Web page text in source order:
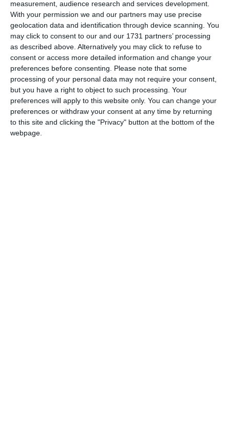
measurement, audience research and services development.
With your permission we and our partners may use precise
geolocation data and identification through device scanning. You
may click to consent to our and our 1731 partners’ processing
as described above. Alternatively you may click to refuse to
consent or access more detailed information and change your
preferences before consenting.
Please note that some
processing of your personal data may not require your consent,
but you have a right to object to such processing. Your
preferences will apply to this website only. You can change your
preferences or withdraw your consent at any time by returning
to this site and clicking the "Privacy" button at the bottom of the
webpage.
proxenetism, mult mai ușor de gestionat din punctul de vedere al
pedepselor prevăzute de lege.